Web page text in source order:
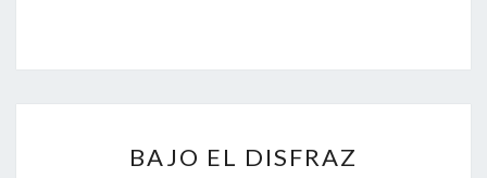
o
o
er dI
n
l
p
ar
tir
EL
BAJO EL DISFRAZ